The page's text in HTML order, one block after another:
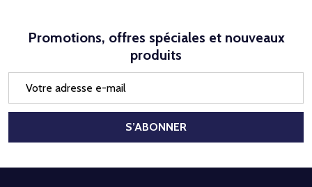
Promotions, offres spéciales et nouveaux
produits
mail
S’ABONNER